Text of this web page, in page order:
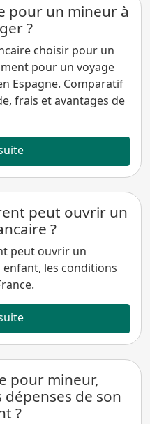
pour un mineur à
?
choisir pour un
pour un voyage
Espagne. Comparatif
frais et avantages de
peut ouvrir un
?
peut ouvrir un
les conditions
pour mineur,
de son
?